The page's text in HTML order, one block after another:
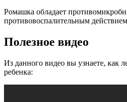
Ромашка обладает
противовоспалительным
Полезное видео
Из данного видео вы узнаете, как
ребенка: